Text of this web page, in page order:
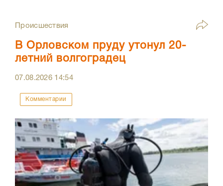
Происшествия
В Орловском пруду утонул 20-
летний волгоградец
07.08.2026 14:54
Комментарии